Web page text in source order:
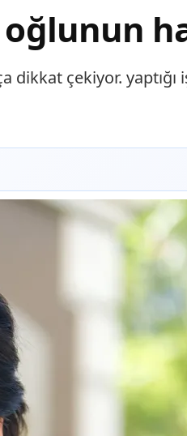
çekiyor. yaptığı